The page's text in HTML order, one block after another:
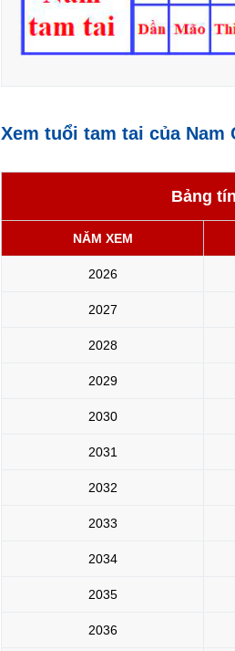
Xem tuổi tam tai của Nam
Bảng
NĂM XEM
2026
2027
2028
2029
2030
2031
2032
2033
2034
2035
2036